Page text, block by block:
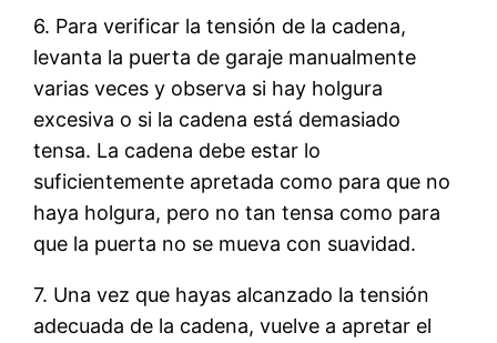
6. Para verificar la tensión de la cadena,
levanta la puerta de garaje manualmente
varias veces y observa si hay holgura
excesiva o si la cadena está demasiado
tensa. La cadena debe estar lo
suficientemente apretada como para que no
haya holgura, pero no tan tensa como para
que la puerta no se mueva con suavidad.
7. Una vez que hayas alcanzado la tensión
adecuada de la cadena, vuelve a apretar el